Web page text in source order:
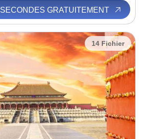
GRATUITEMENT
14 Fichier